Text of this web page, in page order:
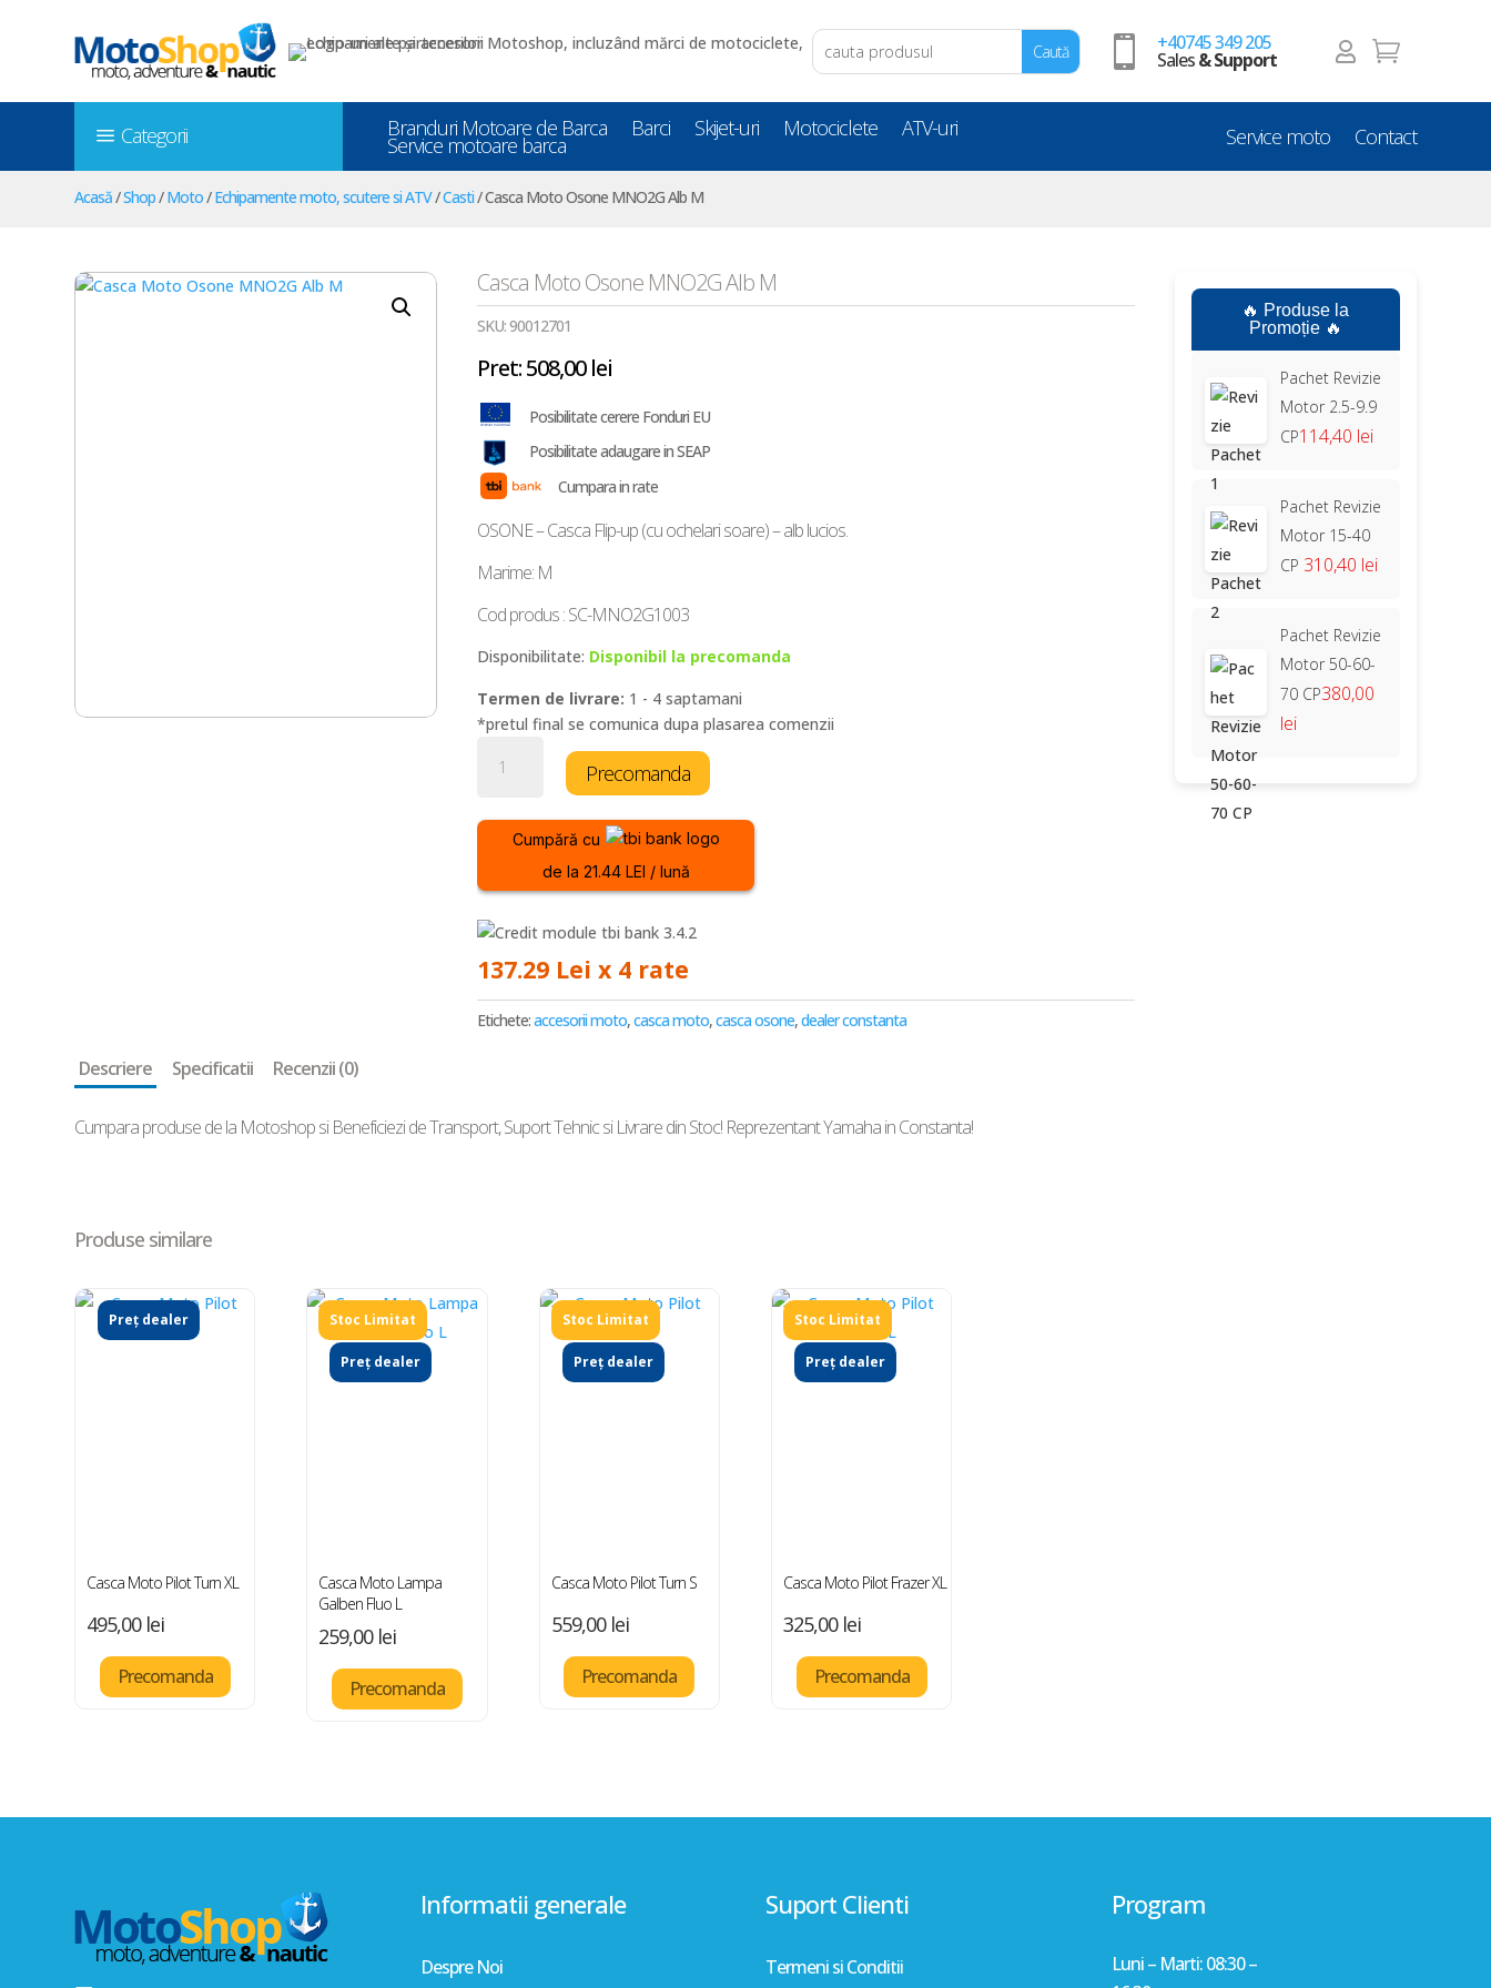
 +40745 349 205
Sales& Support  
a Categorii Branduri Motoare de Barca Barci Skijet-uri Motociclete ATV-uri
Service motoare barca Service moto Contact
Acasă/Shop/Moto/Echipamente moto, scutere si ATV/Casti/ Casca Moto Osone MNO2G Alb M
Casca Moto Osone MNO2G Alb M
SKU:90012701
Pret:508,00lei
Posibilitate cerere Fonduri EU
Posibilitate adaugare in SEAP
Cumpara in rate
OSONE – Casca Flip-up (cu ochelari soare) – alb lucios.
Marime: M
Cod produs : SC-MNO2G1003
Disponibilitate: Disponibil la precomanda
Termen de livrare: 1 - 4 saptamani
*pretul final se comunica dupa plasarea comenzii
Casca
Osone
MNO2G
M
Precomanda
Cumpără cu
de la 21.44 LEI / lună
137.29 Lei x 4 rate
Etichete:accesorii moto,casca moto,casca osone,dealer constanta
🔥 Produse la
Promoție 🔥
Pachet Revizie
Motor 2.5-9.9
CP114,40 lei
Pachet Revizie
Motor 15-40
CP 310,40 lei
Pachet Revizie
Motor 50-60-
70 CP380,00
lei
Descriere Specificatii Recenzii (0)
Cumpara produse de la Motoshop si Beneficiezi de Transport, Suport Tehnic si Livrare din Stoc! Reprezentant Yamaha in Constanta!
Produse similare
Preț dealer
Casca Moto Pilot Turn XL
495,00 lei
Precomanda
Preț dealer
Casca Moto Lampa
Galben Fluo L
259,00 lei
Precomanda
Preț dealer
Casca Moto Pilot Turn S
559,00 lei
Precomanda
Preț dealer
Casca Moto Pilot Frazer XL
325,00 lei
Precomanda
Informatii generale
Despre Noi
Suport Clienti
Termeni si Conditii
Program
Luni – Marti: 08:30 –